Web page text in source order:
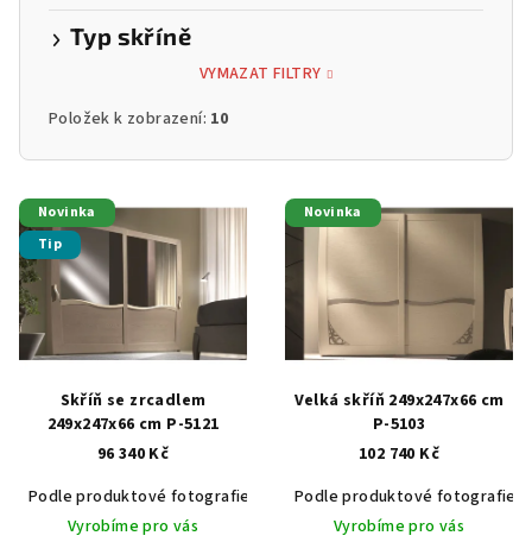
Typ skříně
VYMAZAT FILTRY
Položek k zobrazení: 10
V
ý
p
s
p
Novinka
Tip
Skříň se zrcadlem
249x247x66 cm P-5121
96 340 Kč
Podle produktové fotografie
Akát vintage BT1551
Dub světlý
Vyrobíme pro vás
Novinka
Velká skříň 249x247x66 cm
P-5103
102 740 Kč
Podle produktové fotografie
Vyrobíme pro vás